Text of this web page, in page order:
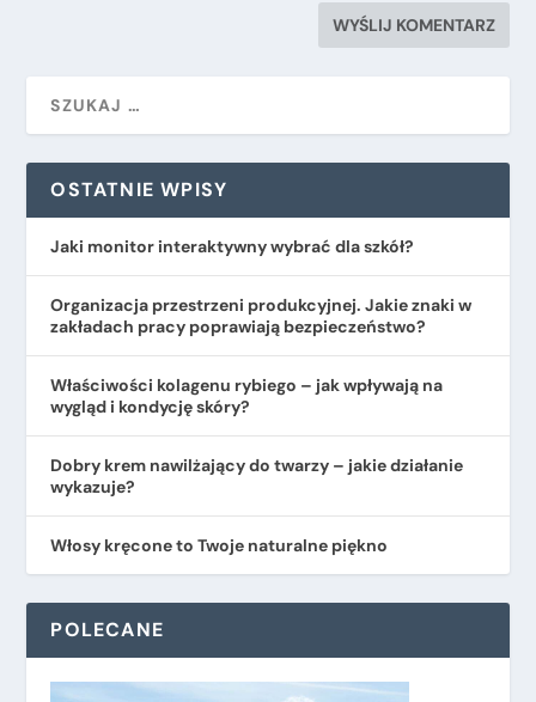
OSTATNIE WPISY
Jaki monitor interaktywny wybrać dla szkół?
Organizacja przestrzeni produkcyjnej. Jakie znaki w
zakładach pracy poprawiają bezpieczeństwo?
​Właściwości kolagenu rybiego – jak wpływają na
wygląd i kondycję skóry?
Dobry krem nawilżający do twarzy – jakie działanie
wykazuje?
Włosy kręcone to Twoje naturalne piękno
POLECANE